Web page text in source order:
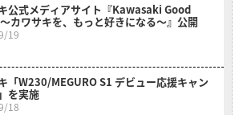
公式メディアサイト『Kawasaki Good
カワサキを、もっと好きになる～』公開
19
「W230/MEGURO S1 デビュー応援キャン
を実施
18